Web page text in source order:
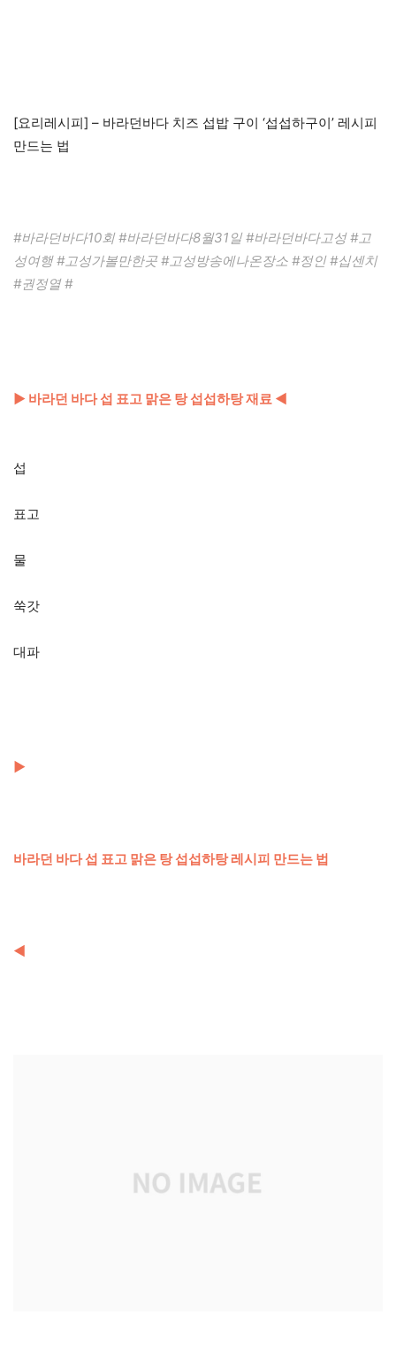
[요리레시피] – 바라던바다 치즈 섭밥 구이 ‘섭섭하구이’ 레시피
만드는 법
#바라던바다10회 #바라던바다8월31일 #바라던바다고성 #고
성여행 #고성가볼만한곳 #고성방송에나온장소 #정인 #십센치
#권정열 #
▶ 바라던 바다 섭 표고 맑은 탕 섭섭하탕 재료 ◀
섭
표고
물
쑥갓
대파
▶
바라던 바다 섭 표고 맑은 탕 섭섭하탕 레시피 만드는 법
◀